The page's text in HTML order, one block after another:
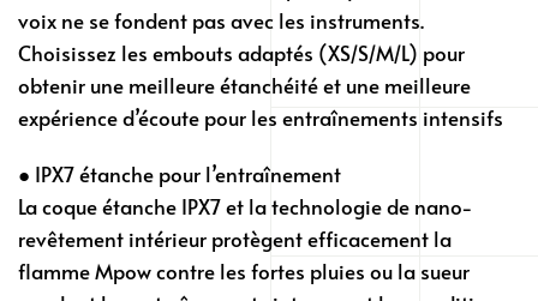
voix ne se fondent pas avec les instruments.
Choisissez les embouts adaptés (XS/S/M/L) pour
obtenir une meilleure étanchéité et une meilleure
expérience d’écoute pour les entraînements intensifs
● IPX7 étanche pour l’entraînement
La coque étanche IPX7 et la technologie de nano-
revêtement intérieur protègent efficacement la
flamme Mpow contre les fortes pluies ou la sueur